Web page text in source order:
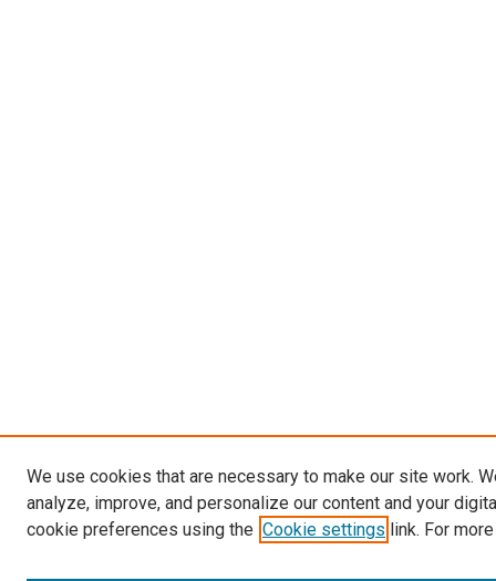
We use cookies that are necessary to make our site work.
analyze, improve, and personalize our content and your
cookie preferences using the Cookie settings link. For